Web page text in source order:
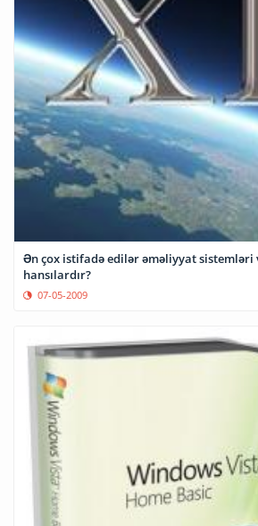
Ən çox istifadə edilər əməliyyat sistemləri
hansılardır?
07-05-2009